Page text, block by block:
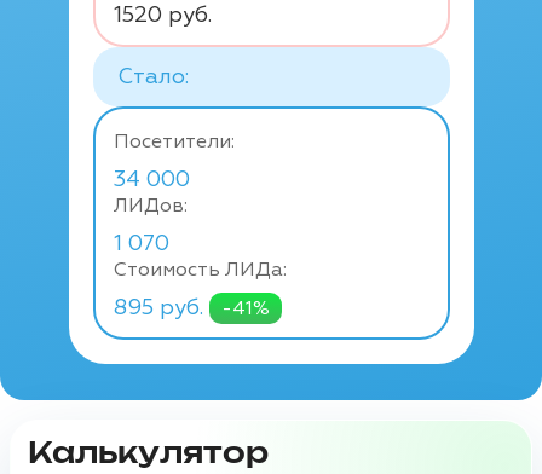
1520 руб.
Стало:
Посетители:
34 000
ЛИДов:
1 070
Стоимость ЛИДа:
895 руб. -41%
Калькулятор